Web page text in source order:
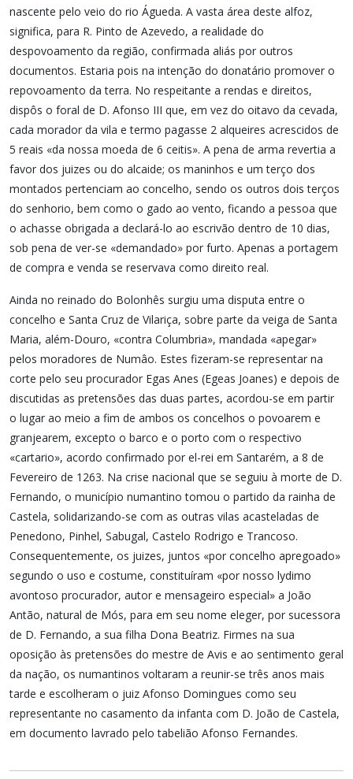
nascente pelo veio do rio Águeda. A vasta área deste alfoz,
significa, para R. Pinto de Azevedo, a realidade do
despovoamento da região, confirmada aliás por outros
documentos. Estaria pois na intenção do donatário promover o
repovoamento da terra. No respeitante a rendas e direitos,
dispôs o foral de D. Afonso III que, em vez do oitavo da cevada,
cada morador da vila e termo pagasse 2 alqueires acrescidos de
5 reais «da nossa moeda de 6 ceitis». A pena de arma revertia a
favor dos juizes ou do alcaide; os maninhos e um terço dos
montados pertenciam ao concelho, sendo os outros dois terços
do senhorio, bem como o gado ao vento, ficando a pessoa que
o achasse obrigada a declará-lo ao escrivão dentro de 10 dias,
sob pena de ver-se «demandado» por furto. Apenas a portagem
de compra e venda se reservava como direito real.
Ainda no reinado do Bolonhês surgiu uma disputa entre o
concelho e Santa Cruz de Vilariça, sobre parte da veiga de Santa
Maria, além-Douro, «contra Columbria», mandada «apegar»
pelos moradores de Numâo. Estes fizeram-se representar na
corte pelo seu procurador Egas Anes (Egeas Joanes) e depois de
discutidas as pretensões das duas partes, acordou-se em partir
o lugar ao meio a fim de ambos os concelhos o povoarem e
granjearem, excepto o barco e o porto com o respectivo
«cartario», acordo confirmado por el-rei em Santarém, a 8 de
Fevereiro de 1263. Na crise nacional que se seguiu à morte de D.
Fernando, o município numantino tomou o partido da rainha de
Castela, solidarizando-se com as outras vilas acasteladas de
Penedono, Pinhel, Sabugal, Castelo Rodrigo e Trancoso.
Consequentemente, os juizes, juntos «por concelho apregoado»
segundo o uso e costume, constituíram «por nosso lydimo
avontoso procurador, autor e mensageiro especial» a João
Antão, natural de Mós, para em seu nome eleger, por sucessora
de D. Fernando, a sua filha Dona Beatriz. Firmes na sua
oposição às pretensões do mestre de Avis e ao sentimento geral
da nação, os numantinos voltaram a reunir-se três anos mais
tarde e escolheram o juiz Afonso Domingues como seu
representante no casamento da infanta com D. João de Castela,
em documento lavrado pelo tabelião Afonso Fernandes.